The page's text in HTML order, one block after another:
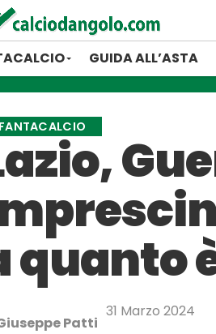
GUIDA ALL’ASTA
FANTACALCIO
quanto
Patti
31 Marzo 2024